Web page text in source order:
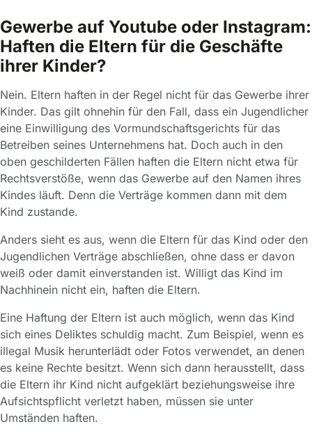
Gewerbe auf Youtube oder Instagram:
Haften die Eltern für die Geschäfte
ihrer Kinder?
Nein. Eltern haften in der Regel nicht für das Gewerbe ihrer
Kinder. Das gilt ohnehin für den Fall, dass ein Jugendlicher
eine Einwilligung des Vormundschaftsgerichts für das
Betreiben seines Unternehmens hat. Doch auch in den
oben geschilderten Fällen haften die Eltern nicht etwa für
Rechtsverstöße, wenn das Gewerbe auf den Namen ihres
Kindes läuft. Denn die Verträge kommen dann mit dem
Kind zustande.
Anders sieht es aus, wenn die Eltern für das Kind oder den
Jugendlichen Verträge abschließen, ohne dass er davon
weiß oder damit einverstanden ist. Willigt das Kind im
Nachhinein nicht ein, haften die Eltern.
Eine Haftung der Eltern ist auch möglich, wenn das Kind
sich eines Deliktes schuldig macht. Zum Beispiel, wenn es
illegal Musik herunterlädt oder Fotos verwendet, an denen
es keine Rechte besitzt. Wenn sich dann herausstellt, dass
die Eltern ihr Kind nicht aufgeklärt beziehungsweise ihre
Aufsichtspflicht verletzt haben, müssen sie unter
Umständen haften.